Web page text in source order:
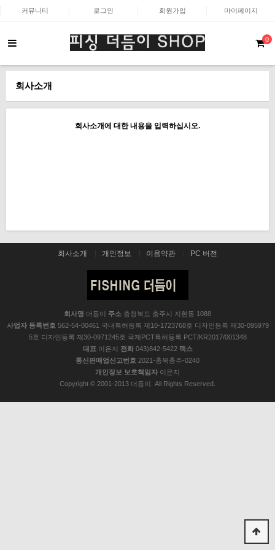
커뮤니티 로그인 회원가입 마이페이지
0
회사소개
회사소개에 대한 내용을 입력하십시오.
회사소개 개인정보 이용약관 PC 버전
회사명 더듬이 주소 충청북도 충주시 지현동 1088
사업자 등록번호 562-54-00461 국내특허등록 제10-1723768호 디자인등록 제30-095979
5호 디자인등록 제30-0971245호 국제PCT특허등록 PCT/KR2017/001348
대표 이은지 전화043)842-5422 팩스
통신판매업신고번호 2021-충북충주-0240
개인정보 보호책임자 이은지
Copyright © 2001-2013 더듬이. All Rights Reserved.